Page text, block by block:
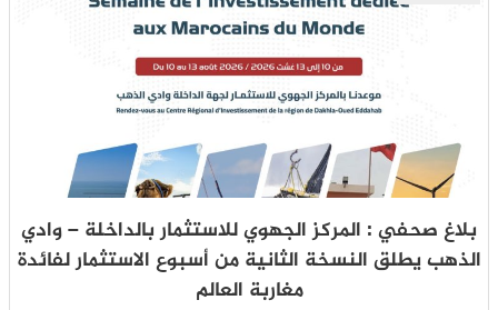
بلاغ صحفي : المركز الجهوي للاستثمار بالداخلة – وادي
الذهب يطلق النسخة الثانية من أسبوع الاستثمار لفائدة
مغاربة العالم